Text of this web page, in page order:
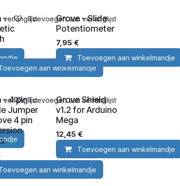
-
aan winkelmandje
verlanglijst
Grove - Slide
Potentiometer
7,95 €
Toevoegen aan winkelmandje
Toevoegen aan verlanglijst
- 4 pin
Jumper
4 pin
aan winkelmandje
verlanglijst
Grove Shield
v1.2 for Arduino
Mega
12,45 €
Toevoegen aan winkelmandje
Toevoegen aan verlanglijst